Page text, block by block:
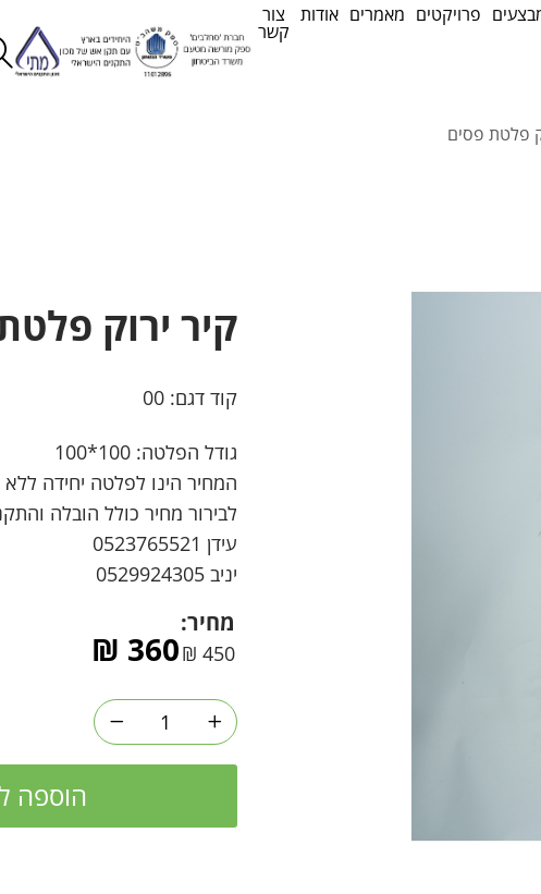
פרויקטים מאמרים אודות צור
קשר
פלטת פסים
קיר ירוק
קוד דגם: 00
גודל הפלטה: 100*100
המחיר הינו לפלטה יחידה
לבירור מחיר כולל הובלה
עידן 0523765521
יניב 0529924305
מחיר:
450
₪
360
₪
הוספה